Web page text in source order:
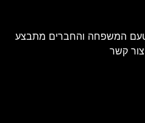
המשפחה והחברים מתבצע
קשר